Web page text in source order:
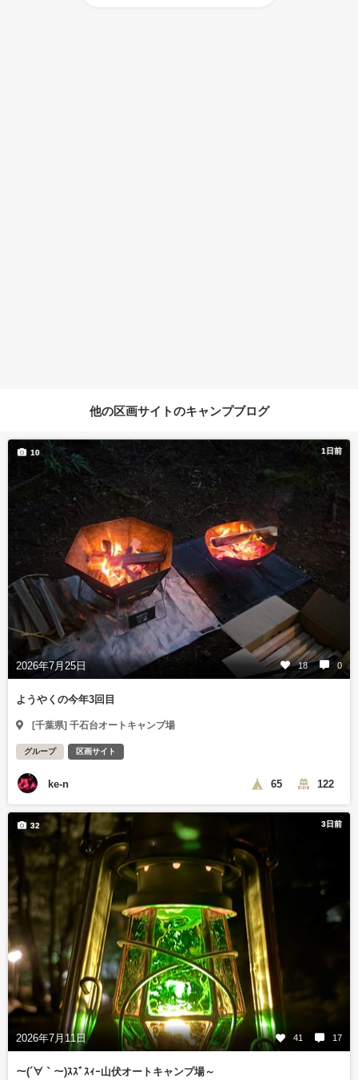
他の区画サイトのキャンプブログ
1日前
2026年7月25日 18 0
10
ようやくの今年3回目
[千葉県] 千石台オートキャンプ場
グループ 区画サイト
ke-n 65 122
3日前
2026年7月11日 41 17
32
～(´∀｀～)ｽｽﾞｽｨｰ山伏オートキャンプ場～